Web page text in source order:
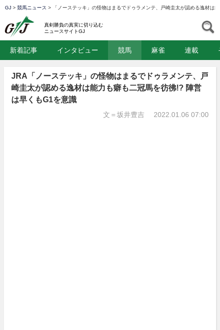
GJ > 競馬ニュース > 「ノーステッキ」の怪物はまるでドゥラメンテ、戸崎圭太が認める逸材は
真剣勝負の真実に切り込む
ニュースサイトGJ
新着記事 インタビュー 競馬 麻雀 連載
JRA「ノーステッキ」の怪物はまるでドゥラメンテ、戸
崎圭太が認める逸材は能力も癖も二冠馬を彷彿!? 陣営
は早くもG1を意識
文＝坂井豊吉 2022.01.06 07:00